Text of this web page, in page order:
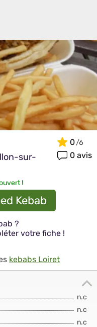
sur-
0
0 avis
!
Kebab
?
votre fiche !
kebabs Loiret
n.c
n.c
n.c